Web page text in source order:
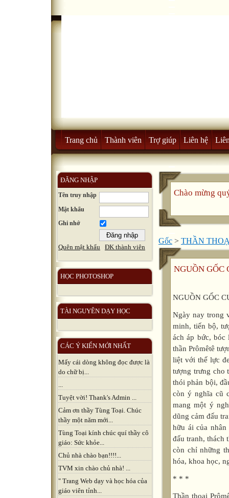
Trang chủ Thành viên Trợ giúp Liên hệ
ĐĂNG NHẬP
Tên truy nhập
Mật khẩu
Ghi nhớ
Quên mật khẩu ĐK thành viên
HỌC PHOTOSHOP
TÀI NGUYÊN DẠY HỌC
CÁC Ý KIẾN MỚI NHẤT
Mấy cái dòng không đọc được là
do chữ bị...
...
Tuyệt vời! Thank's Admin ...
Cảm ơn thầy Tùng Toại. Chúc
thầy một năm mới...
Tùng Toại kính chúc quí thầy cô
giáo: Sức khỏe...
Chủ nhà chào bạn!!!!...
TVM xin chào chủ nhà! ...
" Trang Web dạy và học hóa của
giáo viên tỉnh...
Chào mừng
Gốc > THẦN
NGUỒN
NGUỒN GỐC
Ngày nay trong
minh, tiến bộ,
ách áp bức,
thần Prômêtê
liệt với thế lực
tượng trưng cho
thói phản bội,
còn ý nghĩa cũ
mang một ý
dũng cảm đấu
hữu ái của
đấu tranh, thách
còn chỉ những
hóa, khoa học,
* * *
Thần thoại Prômêtê lấy cắp ngọn lửa của thiên đình đem xuống cho loài người phản ánh chiến công vĩ đại của con người tìm ra lửa và biết sử dụng lửa như là cuộc cách mạng năng lượng đầu tiên cho lịch sử nhân loại. Chắc chắn rằng thần thoại này cùng với ý nghĩa cơ bản, chủ yếu ấy được hình thành trong một thời kỳ xa xưa thuộc giai đoạn thị tộc mẫu quyền, chứ không phải đợi đến thời kỳ Hêdiôđ thế kỷ VIII (trước Công nguyên) và muộn hơn sau này Exkhin mới có. Tuy nhiên trong dạng thái câu chuyện mà chúng ta lưu giữ được và kể lại ở đây thì dấu ấn của thời kỳ thị tộc phụ quyền in vào khá rõ, khá đậm. Trước hết là ở lớp huyền thoại về Păngđor và những tai họa mà loài người phải chịu đựng. Rõ ràng ở lớp huyền thoại này có sự "coi thường phụ nữ", "đánh giá rất thấp vai trò của phụ nữ". Hơn thế nữa, lại coi phụ nữ như là ngọn nguồn của mọi thứ tai họa, mọi nỗi bất hạnh trong đời sống! Chỉ vì cái thói tò mò của Păngđor mà loài người chúng ta phải chịu đựng biết bao nhiêu tai họa khốn khổ! Phải chăng đây là một bằng chứng về "sự thất bại lịch sử lớn của giới phụ nữ" (Ph. Enghen)? Sau này trong huyền thoại srextơ trả thù cho cha, srextơ được nữ thần Atêna xử trắng án trong vụ kiện tội giết mẹ, chúng ta lại có một bằng chứng nữa về sự thất bại đó. Nhân đây ta cũng nói thêm một chút về huyền thoại tội tổ tông của Thiên Chúa giáo. Dường như có một sự đồng dạng nào thì phải. Cũng tại thói tò mò của người đàn bà đầu tiên của thế gian, va, nên mới xảy ra chuyện ăn quả cấm. Và Thượng Đế chí công minh, chí bác ái, chí nhân hậu là như thế mà sao khi trừng phạt tội lỗi, lại bắt người đàn bà chịu hình phạt nặng hơn? - Phải mang nặng đẻ đau và phải chịu sự thống trị của người đàn ông. Còn người đàn ông phải đổ mồ hôi sôi nước mắt lấy đất, vật lộn với đất thì mới có miếng ăn. Thượng Đế đã thiên vị đối với người đàn ông, thậm chí có thể nói: "Tay trái giáng đòn trừng phạt nhưng tay phải lại trao phần thưởng", lại cho người đàn ông được quyền thống trị đối với đàn bà! Đúng là một cách xét xử không công bằng chút nào, bôi nhọ công lý. Nếu như Thượng Đế có một tòa án phúc thẩm thì nhân loại sẽ